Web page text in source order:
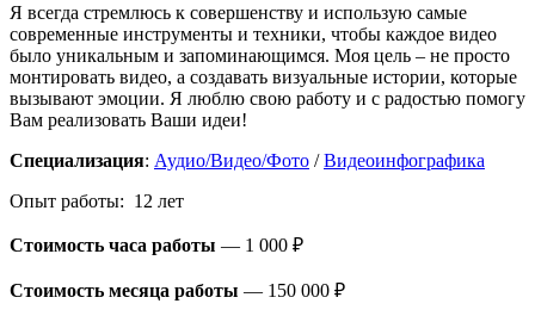
Я всегда стремлюсь к совершенству и использую самые
современные инструменты и техники, чтобы каждое видео
было уникальным и запоминающимся. Моя цель – не просто
монтировать видео, а создавать визуальные истории, которые
вызывают эмоции. Я люблю свою работу и с радостью помогу
Вам реализовать Ваши идеи!
Специализация: Аудио/Видео/Фото /Видеоинфографика
Опыт работы: 12 лет
Стоимость часа работы — 1 000 ₽
Стоимость месяца работы — 150 000 ₽